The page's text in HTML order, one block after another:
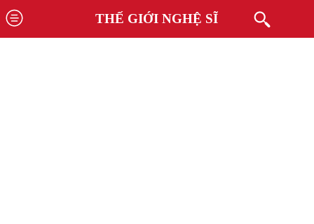
THẾ GIỚI NGHỆ SĨ